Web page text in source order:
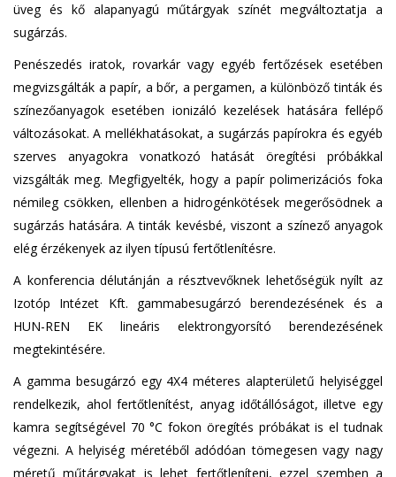
üveg és kő alapanyagú műtárgyak színét megváltoztatja a
sugárzás.
Penészedés iratok, rovarkár vagy egyéb fertőzések esetében
megvizsgálták a papír, a bőr, a pergamen, a különböző tinták és
színezőanyagok esetében ionizáló kezelések hatására fellépő
változásokat. A mellékhatásokat, a sugárzás papírokra és egyéb
szerves anyagokra vonatkozó hatását öregítési próbákkal
vizsgálták meg. Megfigyelték, hogy a papír polimerizációs foka
némileg csökken, ellenben a hidrogénkötések megerősödnek a
sugárzás hatására. A tinták kevésbé, viszont a színező anyagok
elég érzékenyek az ilyen típusú fertőtlenítésre.
A konferencia délutánján a résztvevőknek lehetőségük nyílt az
Izotóp Intézet Kft. gammabesugárzó berendezésének és a
HUN-REN EK lineáris elektrongyorsító berendezésének
megtekintésére.
A gamma besugárzó egy 4X4 méteres alapterületű helyiséggel
rendelkezik, ahol fertőtlenítést, anyag időtállóságot, illetve egy
kamra segítségével 70 °C fokon öregítés próbákat is el tudnak
végezni. A helyiség méretéből adódóan tömegesen vagy nagy
méretű műtárgyakat is lehet fertőtleníteni, ezzel szemben a